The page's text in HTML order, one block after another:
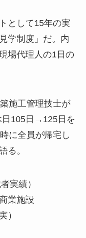
として15年の実
学制度」だ。内
場代理人の1日の
施工管理技士が
105日→125日を
に全員が帰宅し
る。
実績）
業施設
）